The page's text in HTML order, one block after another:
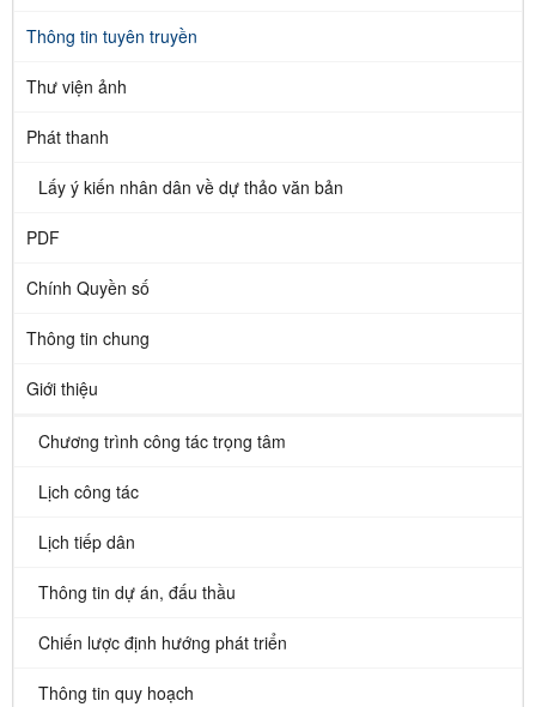
Thông tin tuyên truyền
Thư viện ảnh
Phát thanh
Lấy ý kiến nhân dân về dự thảo văn bản
PDF
Chính Quyền số
Thông tin chung
Giới thiệu
Chương trình công tác trọng tâm
Lịch công tác
Lịch tiếp dân
Thông tin dự án, đấu thầu
Chiến lược định hướng phát triển
Thông tin quy hoạch